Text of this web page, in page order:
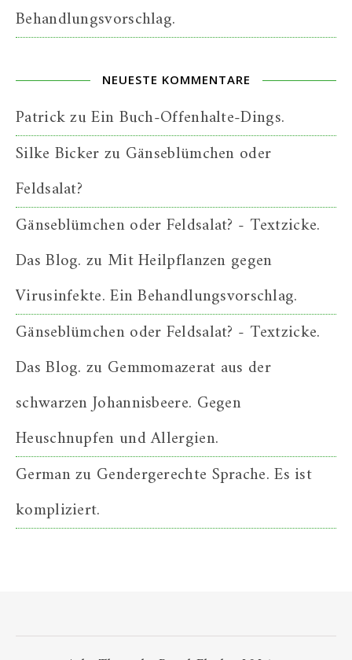
Behandlungsvorschlag.
NEUESTE KOMMENTARE
PatrickzuEin Buch-Offenhalte-Dings.
Silke Bickerzu Gänseblümchen oder
Feldsalat?
Gänseblümchen oder Feldsalat? - Textzicke.
Das Blog. zu Mit Heilpflanzen gegen
Virusinfekte. Ein Behandlungsvorschlag.
Gänseblümchen oder Feldsalat? - Textzicke.
Das Blog. zu Gemmomazerat aus der
schwarzen Johannisbeere. Gegen
Heuschnupfen und Allergien.
Germanzu Gendergerechte Sprache. Es ist
kompliziert.